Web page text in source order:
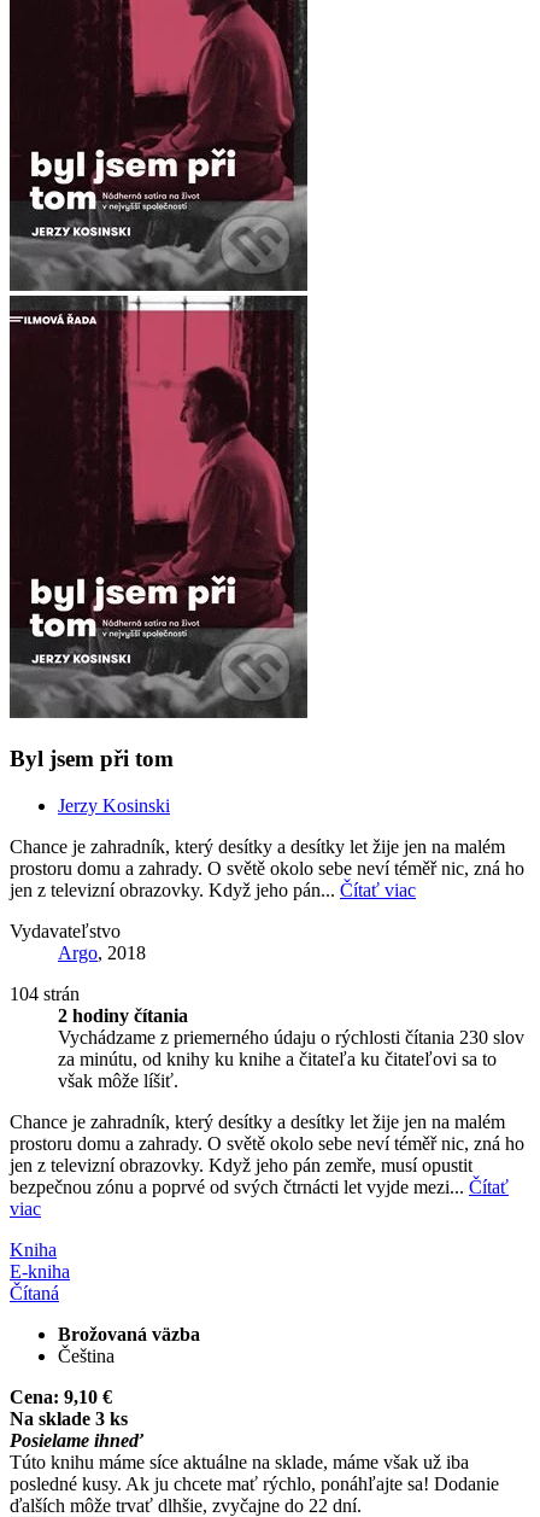
Byl jsem při tom
Jerzy Kosinski
Chance je zahradník, který desítky a desítky let žije jen na malém
prostoru domu a zahrady. O světě okolo sebe neví téměř nic, zná ho
jen z televizní obrazovky. Když jeho pán... Čítať viac
Vydavateľstvo
Argo, 2018
104 strán
2 hodiny čítania
Vychádzame z priemerného údaju o rýchlosti čítania 230 slov
za minútu, od knihy ku knihe a čitateľa ku čitateľovi sa to
však môže líšiť.
Chance je zahradník, který desítky a desítky let žije jen na malém
prostoru domu a zahrady. O světě okolo sebe neví téměř nic, zná ho
jen z televizní obrazovky. Když jeho pán zemře, musí opustit
bezpečnou zónu a poprvé od svých čtrnácti let vyjde mezi... Čítať
viac
Kniha
E-kniha
Čítaná
Brožovaná väzba
Čeština
Cena: 9,10 €
Na sklade 3 ks
Posielame ihneď
Túto knihu máme síce aktuálne na sklade, máme však už iba
posledné kusy. Ak ju chcete mať rýchlo, ponáhľajte sa! Dodanie
ďalších môže trvať dlhšie, zvyčajne do 22 dní.